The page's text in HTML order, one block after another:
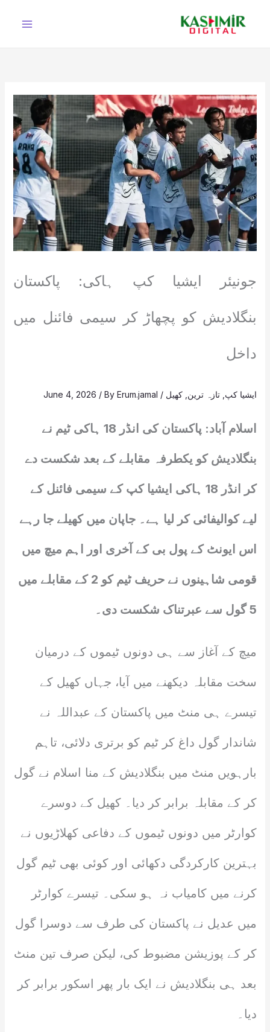
جونیئر ایشیا کپ ہاکی: پاکستان
بنگلادیش کو پچھاڑ کر سیمی فائنل میں
داخل
ایشیا کپ تازہ ترین کھیل /
June 4, 2026 / ByErum.jamal
اسلام آباد: پاکستان کی انڈر 18 ہاکی ٹیم نے
بنگلادیش کو یکطرفہ مقابلے کے بعد شکست دے
کر انڈر 18 ہاکی ایشیا کپ کے سیمی فائنل کے
لیے کوالیفائی کر لیا ہے۔ جاپان میں کھیلے جا رہے
اس ایونٹ کے پول بی کے آخری اور اہم میچ میں
قومی شاہینوں نے حریف ٹیم کو 2 کے مقابلے میں
5 گول سے عبرتناک شکست دی۔
میچ کے آغاز سے ہی دونوں ٹیموں کے درمیان
سخت مقابلہ دیکھنے میں آیا، جہاں کھیل کے
تیسرے ہی منٹ میں پاکستان کے عبداللہ نے
شاندار گول داغ کر ٹیم کو برتری دلائی، تاہم
بارہویں منٹ میں بنگلادیش کے منا اسلام نے گول
کر کے مقابلہ برابر کر دیا۔ کھیل کے دوسرے
کوارٹر میں دونوں ٹیموں کے دفاعی کھلاڑیوں نے
بہترین کارکردگی دکھائی اور کوئی بھی ٹیم گول
کرنے میں کامیاب نہ ہو سکی۔ تیسرے کوارٹر
میں عدیل نے پاکستان کی طرف سے دوسرا گول
کر کے پوزیشن مضبوط کی، لیکن صرف تین منٹ
بعد ہی بنگلادیش نے ایک بار پھر اسکور برابر کر
دیا۔